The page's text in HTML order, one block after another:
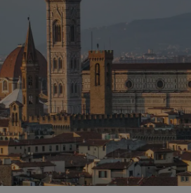
Hotéis de aeroportos
Novos e futuros hotéis
Reuniões e eventos
Descubra o Radisson Meetings
Reserve um espaço para
reuniões
Solicitar cotação
Destinos para eventos